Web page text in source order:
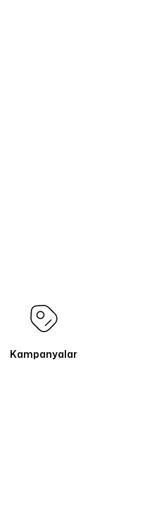
Kampanyalar